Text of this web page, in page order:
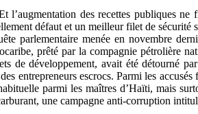
l’augmentation des recettes publiques
défaut et un meilleur filet de sécurité
parlementaire menée en novembre
prêté par la compagnie pétrolière
de développement, avait été détourné
entrepreneurs escrocs. Parmi les
parmi les maîtres d’Haïti, mais
une campagne anti-corruption